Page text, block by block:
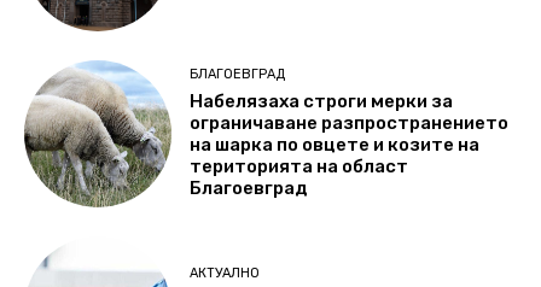
БЛАГОЕВГРАД
Набелязаха строги мерки за
ограничаване разпространението
на шарка по овцете и козите на
територията на област
Благоевград
АКТУАЛНО